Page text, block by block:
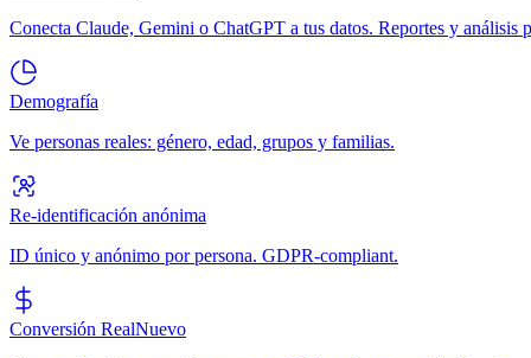
Conecta Claude, Gemini o ChatGPT a tus datos. Reportes y análisis
Demografía
Ve personas reales: género, edad, grupos y familias.
Re-identificación anónima
ID único y anónimo por persona. GDPR-compliant.
Conversión RealNuevo